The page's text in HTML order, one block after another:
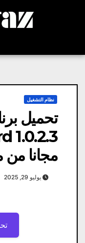
نظام التشغيل
1.0.2.3
مجانا من
يوليو 29, 2025